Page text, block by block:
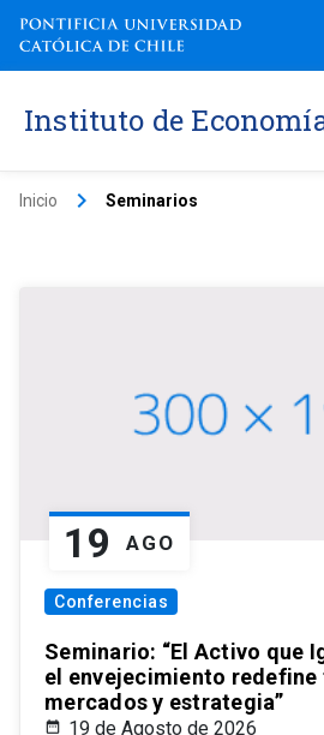
Instituto de
Inicio keyboard_arrow_right Seminarios
19 AGO
Conferencias
Seminario: “El Activo que
el envejecimiento
mercados y estrategia”
19 de Agosto de 2026